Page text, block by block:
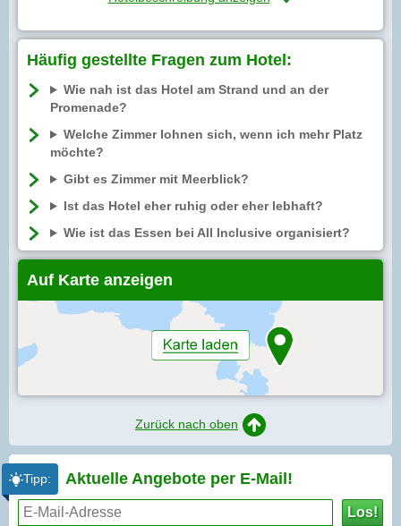
Häufig gestellte Fragen zum Hotel:
Wie nah ist das Hotel am Strand und an der
Promenade?
Welche Zimmer lohnen sich, wenn ich mehr Platz
möchte?
Gibt es Zimmer mit Meerblick?
Ist das Hotel eher ruhig oder eher lebhaft?
Wie ist das Essen bei All Inclusive organisiert?
Auf Karte anzeigen
Zurück nach oben
Tipp: Aktuelle Angebote per E-Mail!
Los!